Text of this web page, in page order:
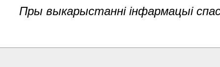
Пры выкарыстанні інфармацыі